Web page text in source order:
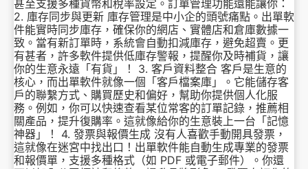
甚至支援多種貨幣和稅率設定。訂單管理功能還能讓你：
2. 庫存同步與更新 庫存管理是中小企的頭號痛點。出單軟
件能實時同步庫存，確保你的網店、實體店和倉庫數據一
致。當有新訂單時，系統會自動扣減庫存，避免超賣。更
有甚者，許多軟件提供低庫存警報，提醒你及時補貨，讓
你的生意永遠「有貨」！ 3. 客戶資料整合 客戶是生意的
核心，而出單軟件就像一個「客戶檔案庫」。它能儲存客
戶的聯繫方式、購買歷史和偏好，幫助你提供個人化服
務。例如，你可以快速查看某位常客的訂單記錄，推薦相
關產品，提升復購率。這就像給你的生意裝上一台「記憶
神器」！ 4. 發票與報價生成 沒有人喜歡手動開具發票，
這就像在迷宮中找出口！出單軟件能自動生成專業的發票
和報價單，支援多種格式（如 PDF 或電子郵件）。你還